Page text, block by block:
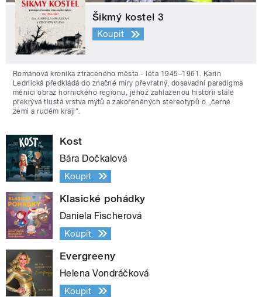
Šikmý kostel 3
Koupit
Románová kronika ztraceného města - léta 1945–1961. Karin
Lednická předkládá do značné míry převratný, dosavadní paradigma
měnící obraz hornického regionu, jehož zahlazenou historii stále
překrývá tlustá vrstva mýtů a zakořeněných stereotypů o „černé
zemi a rudém kraji“.
Kost
Bára Dočkalová
Koupit
Klasické pohádky
Daniela Fischerová
Koupit
Evergreeny
Helena Vondráčková
Koupit